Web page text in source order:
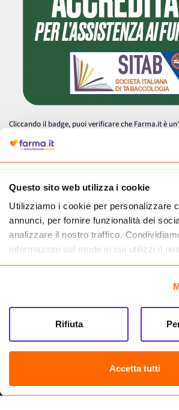
Questo sito web utilizza i cookie
Utilizziamo i cookie per personalizzare
annunci, per fornire funzionalità dei
analizzare il nostro traffico.
informazioni sul modo in cui utilizzi il
partner che si occupano di analisi dei
informazioni che hai fornito loro o che
tuo utilizzo dei loro servizi.
Accetta tutti
Rifiuta
Cliccando il badge, puoi verificare che Farma.it è
autorizzata dal Ministero della Salute a effettuare
medicinali.
Farma.it S.a.s. P. IVA 07417261216 REA: NA-884088
CREDITS
Sede legale Via delle Repubbliche Marinare 128, 80147